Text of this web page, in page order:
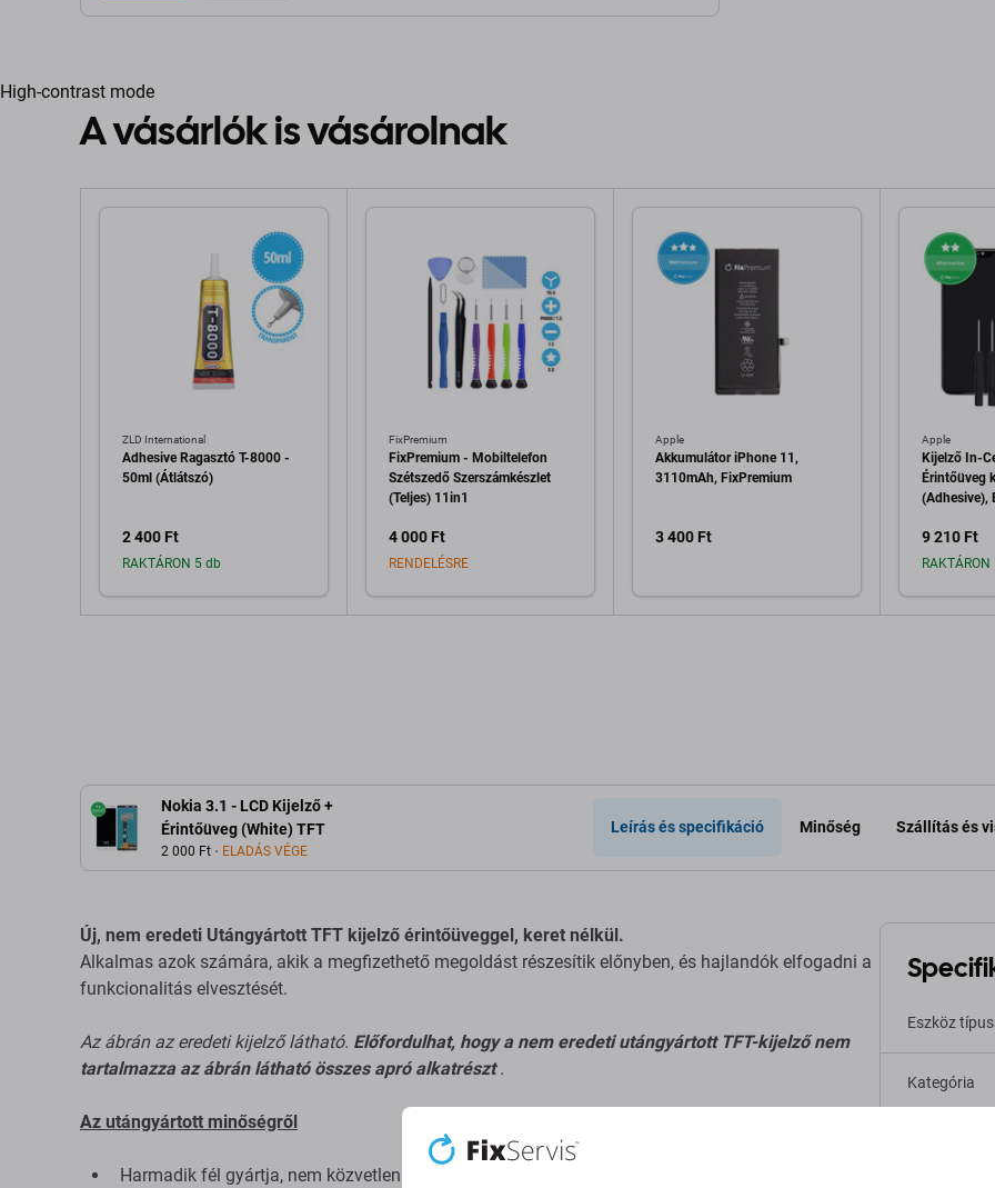
High-contrast mode
A vásárlók is vásárolnak
ZLD International
Adhesive Ragasztó T-8000 -
50ml (Átlátszó)
2 400 Ft
RAKTÁRON 5 db
FixPremium
FixPremium - Mobiltelefon
Szétszedő Szerszámkészlet
(Teljes) 11in1
4 000 Ft
RENDELÉSRE
Apple
Akkumulátor iPhone 11,
3110mAh, FixPremium
3 400 Ft
Apple
Kijelző In-
Érintőüveg
(Adhesive),
9 210 Ft
Nokia 3.1 - LCD Kijelző +
Érintőüveg (White) TFT
2 000 Ft ELADÁS VÉGE
Leírás és specifikáció Minőség Szállítás és
Új, nem eredeti Utángyártott TFT kijelző érintőüveggel, keret nélkül.
Alkalmas azok számára, akik a megfizethető megoldást részesítik előnyben, és hajlandók elfogadni a
funkcionalitás elvesztését.
Az ábrán az eredeti kijelző látható. Előfordulhat, hogy a nem eredeti utángyártott TFT-kijelző nem
tartalmazza az ábrán látható összes apró alkatrészt.
Az utángyártott minőségről
Harmadik fél gyártja, nem közvetlenül a berendezés gyártója.
Eszköz
Kategória